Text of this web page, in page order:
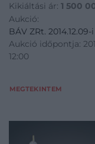
Kikiáltási ár: 1 500
Aukció:
BÁV ZRt.
Aukció időpontja:
12:00
MEGTEKINTEM